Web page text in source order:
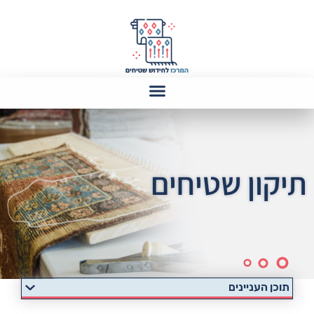
תיקון שטיחים
תוכן העניינים